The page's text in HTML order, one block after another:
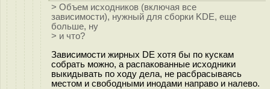
> Объем исходников (включая все
зависимости), нужный для сборки KDE, еще
больше, ну
> и что?
Зависимости жирных DE хотя бы по кускам
собрать можно, а распакованные исходники
выкидывать по ходу дела, не расбрасываясь
местом и свободными инодами направо и налево.